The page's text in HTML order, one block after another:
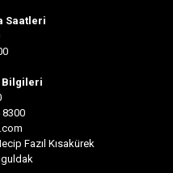
Saatleri
Bilgileri
Fazıl Kısakürek